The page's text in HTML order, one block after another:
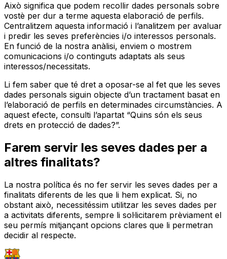
Això significa que podem recollir dades personals sobre
vostè per dur a terme aquesta elaboració de perfils.
Centralitzem aquesta informació i l’analitzem per avaluar
i predir les seves preferències i/o interessos personals.
En funció de la nostra anàlisi, enviem o mostrem
comunicacions i/o continguts adaptats als seus
interessos/necessitats.
Li fem saber que té dret a oposar-se al fet que les seves
dades personals siguin objecte d’un tractament basat en
l’elaboració de perfils en determinades circumstàncies. A
aquest efecte, consulti l’apartat “Quins són els seus
drets en protecció de dades?”.
Farem servir les seves dades per a
altres finalitats?
La nostra política és no fer servir les seves dades per a
finalitats diferents de les que li hem explicat. Si, no
obstant això, necessitéssim utilitzar les seves dades per
a activitats diferents, sempre li sol·licitarem prèviament el
seu permís mitjançant opcions clares que li permetran
decidir al respecte.